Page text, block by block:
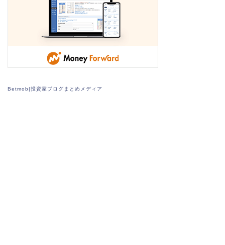
Betmob|投資家ブログまとめメディア